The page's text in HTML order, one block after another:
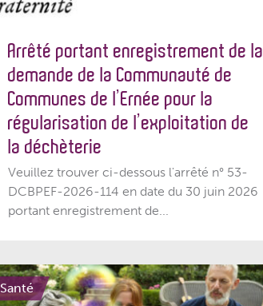
Arrêté portant enregistrement de la
demande de la Communauté de
Communes de l’Ernée pour la
régularisation de l’exploitation de
la déchèterie
Veuillez trouver ci-dessous l'arrêté n° 53-
DCBPEF-2026-114 en date du 30 juin 2026
portant enregistrement de...
Santé